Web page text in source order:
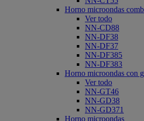
Horno microondas
Ver todo
NN-CD88
NN-DF38
NN-DF37
NN-DF385
NN-DF383
Horno microondas con
Ver todo
NN-GT46
NN-GD38
NN-GD371
Horno microondas